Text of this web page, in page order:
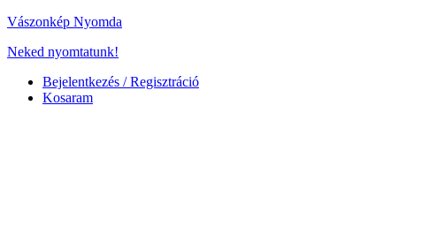
Vászonkép Nyomda
Neked nyomtatunk!
Bejelentkezés / Regisztráció
Kosaram